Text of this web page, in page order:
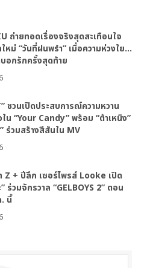
ถ่ายทอดเรื่องจริงสุดสะเทือนใจ
หม่ “วันที่ฝนพรำ” เมื่อความห่วงใย…
บอกรักครั้งสุดท้าย
ชวนเปิดประสบการณ์ความหวาน
น “Your Candy” พร้อม “ต้าเหนิง”
ร่วมสร้างสีสันใน MV
Z + ปีลึก เซอร์ไพรส์ Looke เปิด
ร่วมจักรวาล “GELBOYS 2” ตอน
นี้